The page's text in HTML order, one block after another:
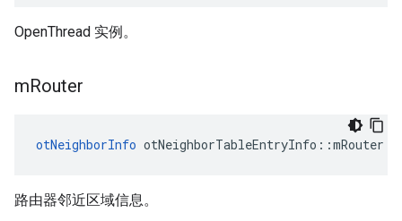
OpenThread 实例。
mRouter
otNeighborInfo otNeighborTableEntryInfo ::mRouter
路由器邻近区域信息。